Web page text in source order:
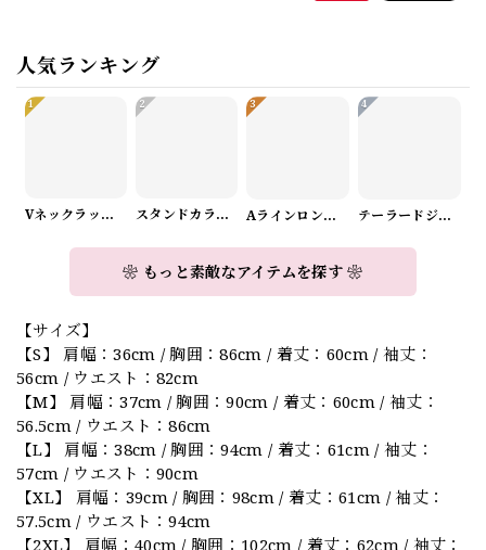
人気ランキング
1
Vネックラップデザインニット（3color） A1008
2
スタンドカラーロングスリーブリボンブラウス（3color） A1126
3
Aラインロングワンピース（2color） A0908
4
テーラードジャケット＆ワイドパンツスーツwithスカーフ A0987
❀ もっと素敵なアイテムを探す ❀
【サイズ】
【S】 肩幅：36cm / 胸囲：86cm / 着丈：60cm / 袖丈：
56cm / ウエスト：82cm
【M】 肩幅：37cm / 胸囲：90cm / 着丈：60cm / 袖丈：
56.5cm / ウエスト：86cm
【L】 肩幅：38cm / 胸囲：94cm / 着丈：61cm / 袖丈：
57cm / ウエスト：90cm
【XL】 肩幅：39cm / 胸囲：98cm / 着丈：61cm / 袖丈：
57.5cm / ウエスト：94cm
【2XL】 肩幅：40cm / 胸囲：102cm / 着丈：62cm / 袖丈：